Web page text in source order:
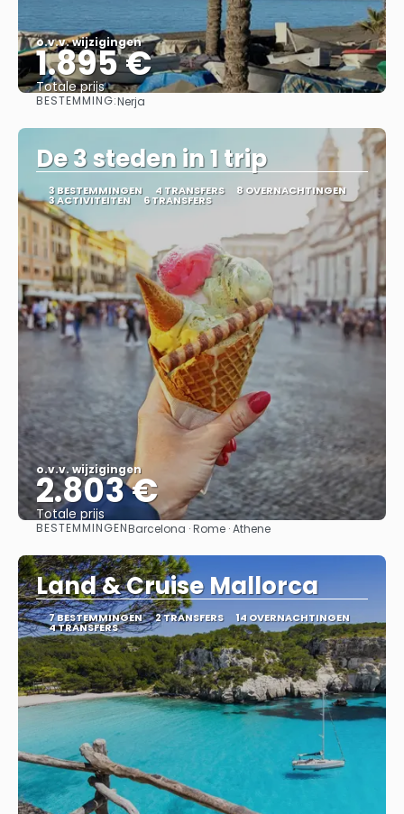
o.v.v. wijzigingen
1.895 €
Totale prijs
BESTEMMING:Nerja
De 3 steden in 1 trip
3 BESTEMMINGEN 4 TRANSFERS 8 OVERNACHTINGEN
3 ACTIVITEITEN 6 TRANSFERS
o.v.v. wijzigingen
2.803 €
Totale prijs
Bekijk
BESTEMMINGENBarcelona · Rome · Athene
Land & Cruise Mallorca
7 BESTEMMINGEN 2 TRANSFERS 14 OVERNACHTINGEN
4 TRANSFERS